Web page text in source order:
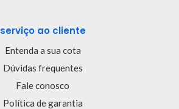
serviço ao cliente
Entenda a sua cota
Dúvidas frequentes
Fale conosco
Política de garantia